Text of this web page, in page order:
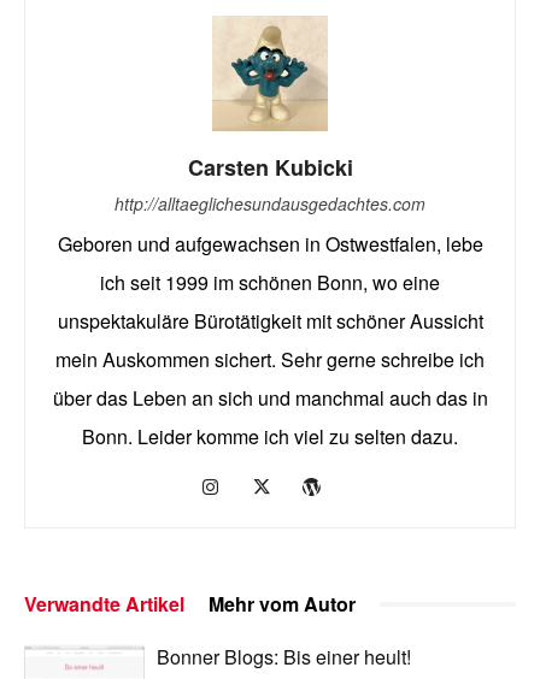
Carsten Kubicki
http://alltaeglichesundausgedachtes.com
Geboren und aufgewachsen in Ostwestfalen, lebe
ich seit 1999 im schönen Bonn, wo eine
unspektakuläre Bürotätigkeit mit schöner Aussicht
mein Auskommen sichert. Sehr gerne schreibe ich
über das Leben an sich und manchmal auch das in
Bonn. Leider komme ich viel zu selten dazu.
Verwandte Artikel Mehr vom Autor
Bonner Blogs: Bis einer heult!